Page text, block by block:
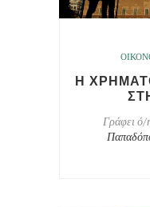
Η
Γράφει ό/